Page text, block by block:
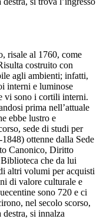
risale al 1760, come
costruito con
agli ambienti; infatti,
interni e luminose
vi sono i cortili interni.
prima nell’attuale
ebbe lustro e
sede di studi per
ottenne dalla Sede
Canonico, Diritto
che da lui
altri volumi per acquisti
di valore culturale e
sono 720 e ci
nel secolo scorso,
si innalza